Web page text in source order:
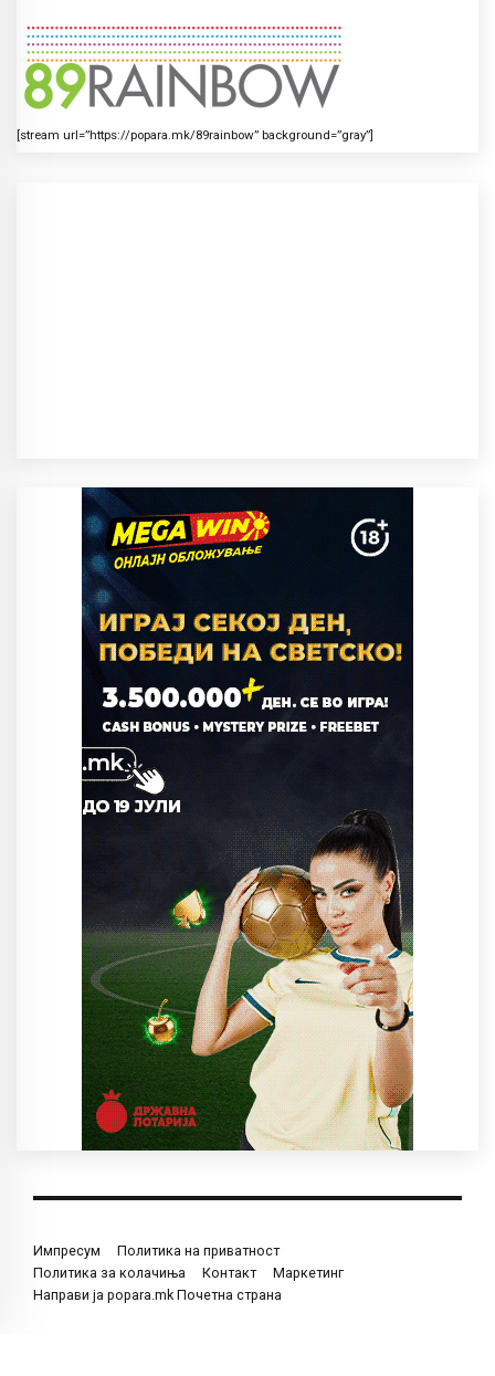
[stream url=”https://popara.mk/89rainbow” background=”gray”]
Импресум
Политика на приватност
Политика за колачиња
Контакт
Маркетинг
Направи ја popara.mk Почетна страна